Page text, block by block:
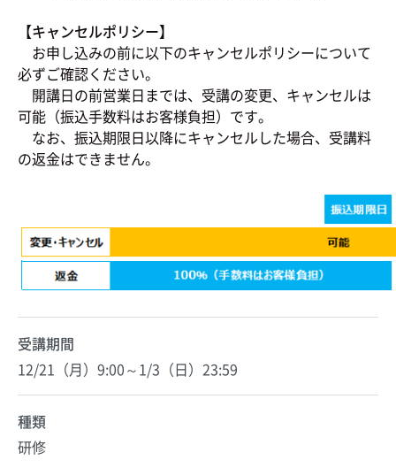
【キャンセルポリシー】
お申し込みの前に以下のキャンセルポリシーについて
必ずご確認ください。
開講日の前営業日までは、受講の変更、キャンセルは
可能（振込手数料はお客様負担）です。
なお、振込期限日以降にキャンセルした場合、受講料
の返金はできません。
受講期間
12/21（月）9:00～1/3（日）23:59
種類
研修